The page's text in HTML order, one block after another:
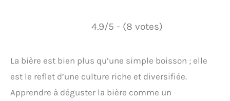
4.9/5 - (8 votes)
La bière est bien plus qu’une simple boisson ; elle
est le reflet d’une culture riche et diversifiée.
Apprendre à déguster la bière comme un